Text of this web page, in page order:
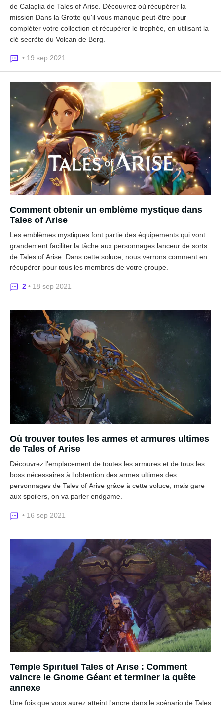
de Calaglia de Tales of Arise. Découvrez où récupérer la
mission Dans la Grotte qu'il vous manque peut-être pour
compléter votre collection et récupérer le trophée, en utilisant la
clé secrète du Volcan de Berg.
• 19 sep 2021
Comment obtenir un emblème mystique dans
Tales of Arise
Les emblèmes mystiques font partie des équipements qui vont
grandement faciliter la tâche aux personnages lanceur de sorts
de Tales of Arise. Dans cette soluce, nous verrons comment en
récupérer pour tous les membres de votre groupe.
2 • 18 sep 2021
Où trouver toutes les armes et armures ultimes
de Tales of Arise
Découvrez l'emplacement de toutes les armures et de tous les
boss nécessaires à l'obtention des armes ultimes des
personnages de Tales of Arise grâce à cette soluce, mais gare
aux spoilers, on va parler endgame.
• 16 sep 2021
Temple Spirituel Tales of Arise : Comment
vaincre le Gnome Géant et terminer la quête
annexe
Une fois que vous aurez atteint l'ancre dans le scénario de Tales